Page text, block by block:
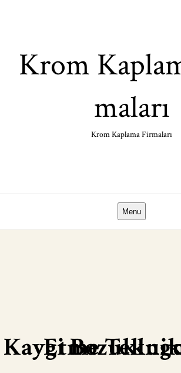
Krom
maları
Krom Kaplama Firmaları
Menu
Kaygi Bozuklugu İle Bas